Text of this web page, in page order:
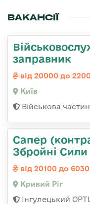
ВАКАНСІЇ
заправник
від 20000 до
Київ
Військова
Сапер
Збройні Сили
від 20100 до
Кривий Ріг
Інгулецький